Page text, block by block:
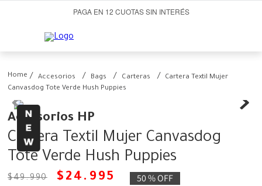
PAGA EN 12 CUOTAS SIN INTERÉS
Accesorios Bags Carteras
Cartera Textil Mujer
Canvasdog Tote Verde Hush Puppies
Accesorios HP
Cartera Textil Mujer Canvasdog
Tote Verde Hush Puppies
$49.990 $ 24 . 995 50 %OFF